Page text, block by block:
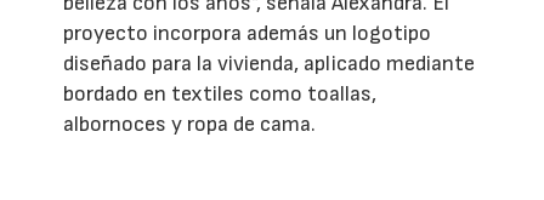
proyecto incorpora además un logotipo
diseñado para la vivienda, aplicado mediante
bordado en textiles como toallas,
albornoces y ropa de cama.